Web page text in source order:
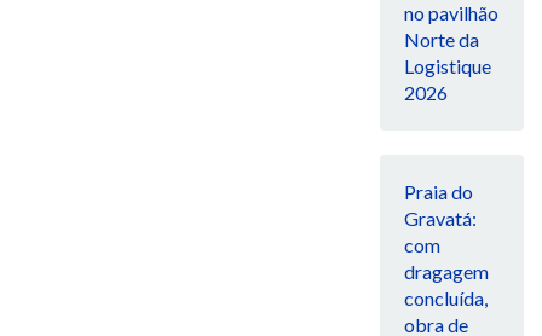
no pavilhão
Norte da
Logistique
2026
Praia do
Gravatá:
com
dragagem
concluída,
obra de